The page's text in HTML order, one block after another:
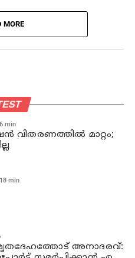
MORE
6 min
വിതരണത്തില്‍ മാറ്റം;
18 min
മൃതദേഹത്തോട് അനാദരവ്: